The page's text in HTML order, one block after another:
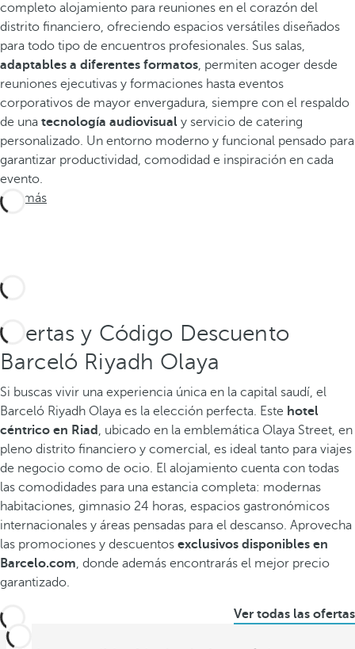
completo alojamiento para reuniones en el corazón del
distrito financiero, ofreciendo espacios versátiles diseñados
para todo tipo de encuentros profesionales. Sus salas,
adaptables a diferentes formatos, permiten acoger desde
reuniones ejecutivas y formaciones hasta eventos
corporativos de mayor envergadura, siempre con el respaldo
de una tecnología audiovisual y servicio de catering
personalizado. Un entorno moderno y funcional pensado para
garantizar productividad, comodidad e inspiración en cada
evento.
Ver más
Ofertas y Código Descuento
Barceló Riyadh Olaya
Si buscas vivir una experiencia única en la capital saudí, el
Barceló Riyadh Olaya es la elección perfecta. Este hotel
céntrico en Riad , ubicado en la emblemática Olaya Street, en
pleno distrito financiero y comercial, es ideal tanto para viajes
de negocio como de ocio. El alojamiento cuenta con todas
las comodidades para una estancia completa: modernas
habitaciones, gimnasio 24 horas, espacios gastronómicos
internacionales y áreas pensadas para el descanso. Aprovecha
las promociones y descuentos exclusivos disponibles en
Barcelo.com, donde además encontrarás el mejor precio
garantizado.
Ver todas las ofertas